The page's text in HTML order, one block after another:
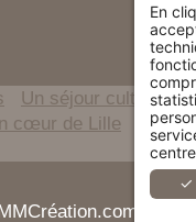
Un séjour culturel
cœur de Lille
Hôtel
-
En
✓